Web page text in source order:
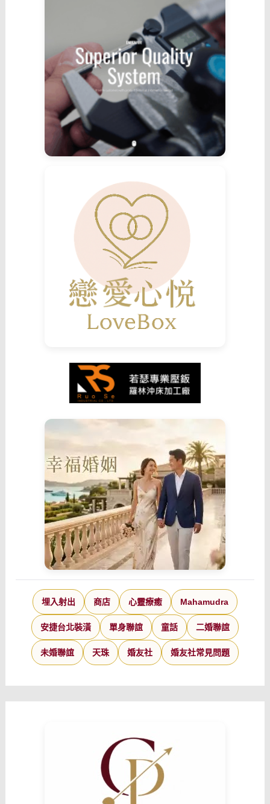
埋入射出 商店 心靈療癒 Mahamudra
安捷台北裝潢 單身聯誼 童話 二婚聯誼
未婚聯誼 天珠 婚友社 婚友社常見問題